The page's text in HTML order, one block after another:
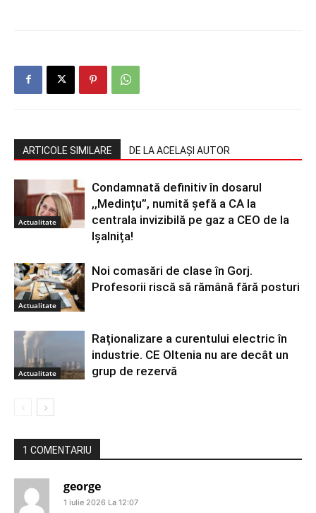
ARTICOLE SIMILARE DE LA ACELAȘI AUTOR
Actualitate
Condamnată definitiv în dosarul
,,Medințu”, numită șefă a CA la
centrala invizibilă pe gaz a CEO de la
Ișalnița!
Actualitate
Noi comasări de clase în Gorj.
Profesorii riscă să rămână fără posturi
Actualitate
Raționalizare a curentului electric în
industrie. CE Oltenia nu are decât un
grup de rezervă
1 COMENTARIU
george
1 iulie 2026 La 12:07